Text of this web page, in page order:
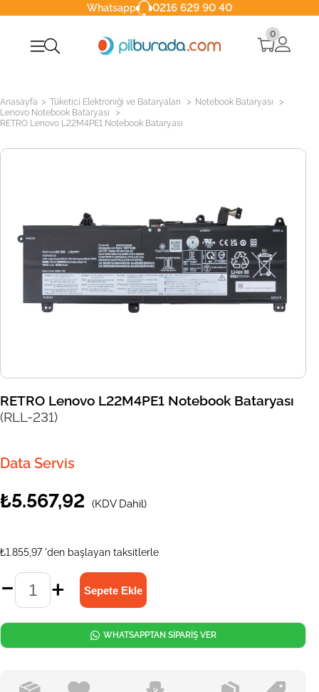
Whatsapp 0216 629 90 40
0
Anasayfa > Tüketici Elektroniği ve Bataryaları > Notebook Bataryası >
Lenovo Notebook Bataryası >
RETRO Lenovo L22M4PE1 Notebook Bataryası
RETRO Lenovo L22M4PE1 Notebook Bataryası
(RLL-231)
Data Servis
₺5.567,92 (KDV Dahil)
₺1.855,97 'den başlayan taksitlerle
WHATSAPPTAN SİPARİŞ VER